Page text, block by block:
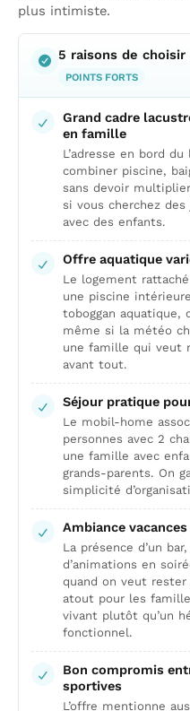
plus intimiste.
5 raisons de choisir
POINTS FORTS
Grand cadre
en famille
L’adresse en bord
combiner piscine,
sans devoir
si vous cherchez
avec des enfants.
Offre aquatique
Le logement
une piscine
toboggan aquatique,
même si la météo
une famille qui veut
avant tout.
Séjour pratique
Le mobil-home
personnes avec 2
une famille avec
grands-parents. On
simplicité
Ambiance
La présence d’un
d’animations en
quand on veut rester
atout pour les
vivant plutôt qu’un
fonctionnel.
Bon compromis
sportives
L’offre mentionne